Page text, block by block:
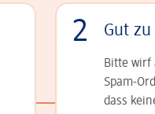
2 Gut zu
Bitte wirf
Spam-
dass